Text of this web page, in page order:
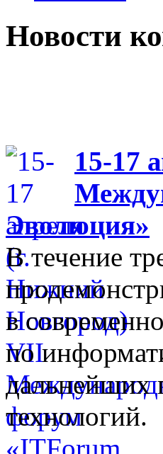
Новости
15-17
Эволюция»
В течение
в
по
дальнейших
технологий.